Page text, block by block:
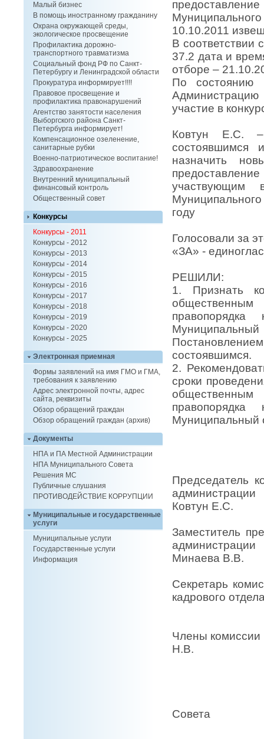
Малый бизнес
В помощь иностранному гражданину
Охрана окружающей среды,
экологическое просвещение
Профилактика дорожно-
транспортного травматизма
Социальный фонд РФ по Санкт-
Петербургу и Ленинградской области
Прокуратура информирует!!!!
Правовое просвещение и
профилактика правонарушений
Агентство занятости населения
Выборгского района Санкт-
Петербурга информирует!
Компенсационное озеленение,
санитарные рубки
Военно-патриотическое воспитание!
Здравоохранение
Внутренний муниципальный
финансовый контроль
Общественный совет
Конкурсы
Конкурсы - 2011
Конкурсы - 2012
Конкурсы - 2013
Конкурсы - 2014
Конкурсы - 2015
Конкурсы - 2016
Конкурсы - 2017
Конкурсы - 2018
Конкурсы - 2019
Конкурсы - 2020
Конкурсы - 2025
Электронная приемная
Формы заявлений на имя ГМО и ГМА,
требования к заявлению
Адрес электронной почты, адрес
сайта, реквизиты
Обзор обращений граждан
Обзор обращений граждан (архив)
Документы
НПА и ПА Местной Администрации
НПА Муниципального Совета
Решения МС
Публичные слушания
ПРОТИВОДЕЙСТВИЕ КОРРУПЦИИ
Муниципальные и государственные
услуги
Муниципальные услуги
Государственные услуги
Информация
10.10.2011
В
37.2 дата и
отборе –
По
участие в
Ковтун Е.С. –
состоявшимся
назначить
участвующим
году
Голосовали за
«ЗА» -
РЕШИЛИ:
1. Признать
правопорядка
состоявшимся.
2.
сроки
правопорядка
Муниципальный
администрации
Ковтун Е.С.
Заместитель
администрации
Минаева В.В.
Секретарь
кадрового
Члены
Н.В.
Совета